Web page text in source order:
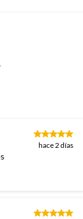
hace 2 días